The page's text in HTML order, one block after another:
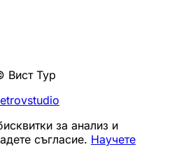
Вист Тур
за анализ и
съгласие. Научете